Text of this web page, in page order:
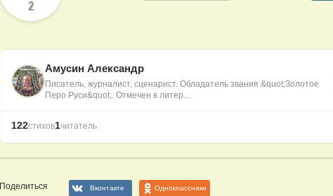
2
Амусин Александр
Писатель, журналист, сценарист. Обладатель звания &quot;Золотое
Перо Руси&quot;. Отмечен в литер…
122стихов1читатель
Поделиться Вконтакте Одноклассники